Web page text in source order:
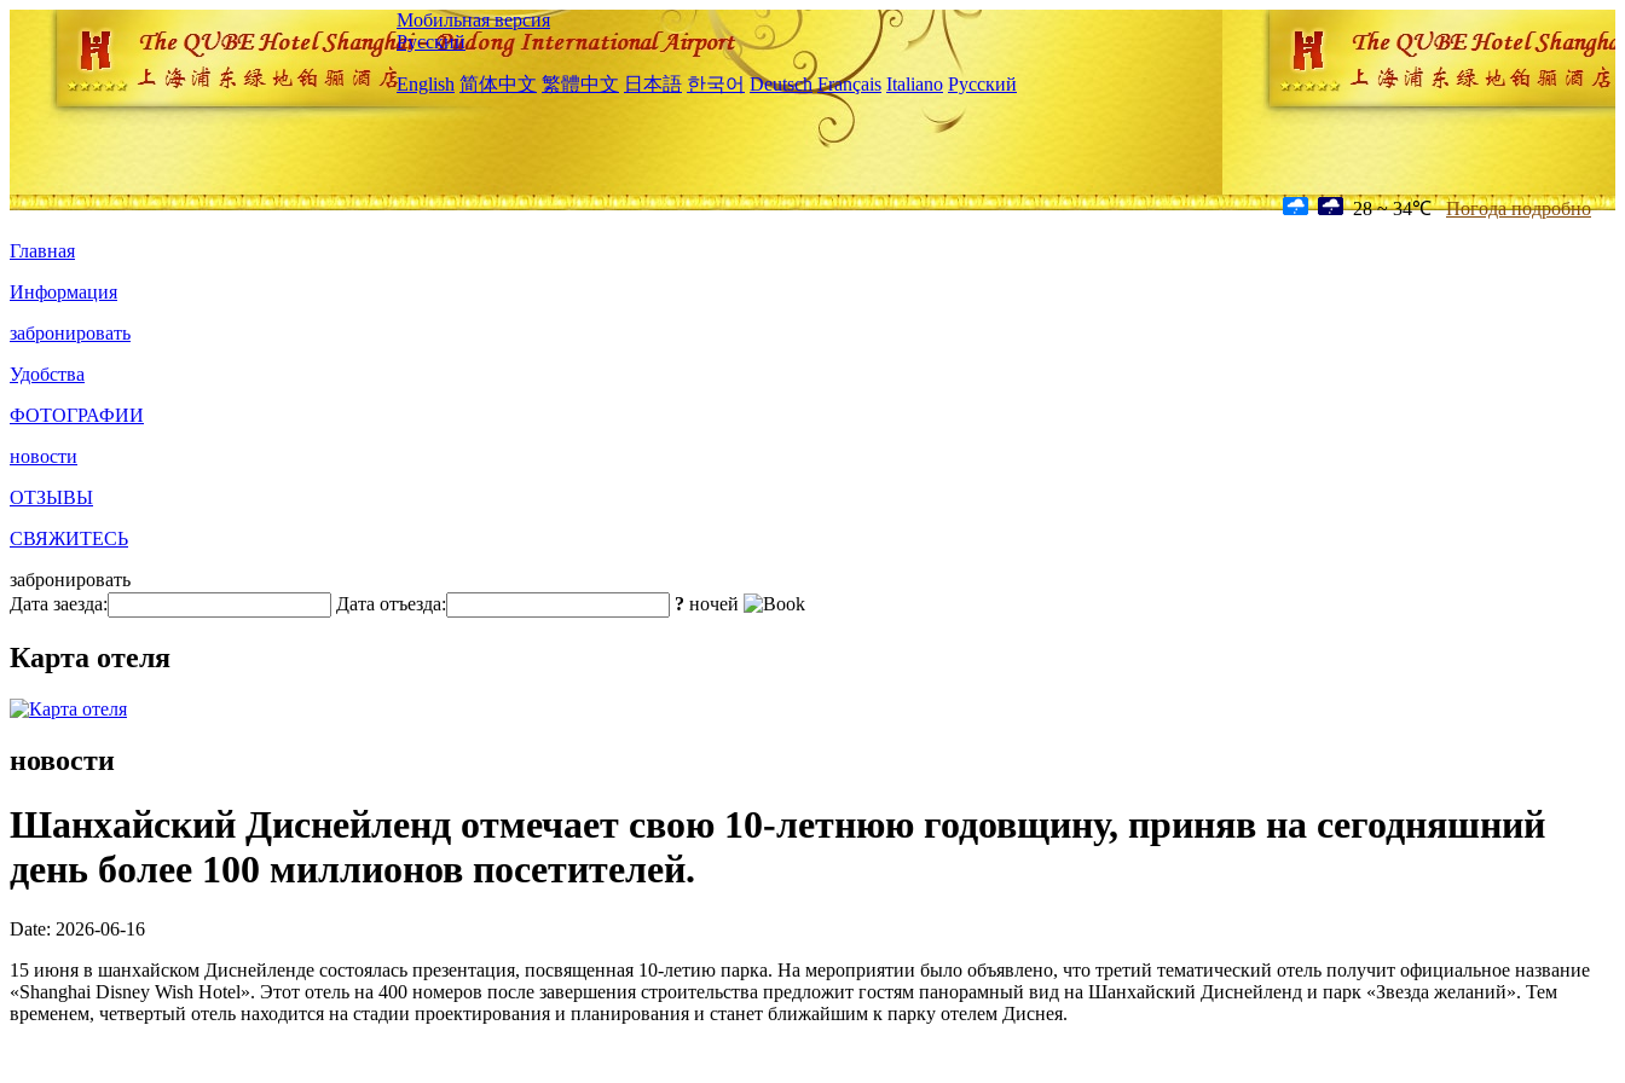
Мобильная версия
Русский
English 简体中文 繁體中文 日本語 한국어 Deutsch Français Italiano Русский
28 ~ 34℃ Погода подробно
Главная
Информация
забронировать
Удобства
ФОТОГРАФИИ
новости
ОТЗЫВЫ
СВЯЖИТЕСЬ
забронировать
Дата заезда:
Дата отъезда: ? ночей
Карта отеля
новости
Шанхайский Диснейленд отмечает свою 10-летнюю годовщину, приняв на сегодняшний
день более 100 миллионов посетителей.
Date: 2026-06-16
15 июня в шанхайском Диснейленде состоялась презентация, посвященная 10-летию парка. На мероприятии было объявлено, что третий тематический отель получит официальное название
«Shanghai Disney Wish Hotel». Этот отель на 400 номеров после завершения строительства предложит гостям панорамный вид на Шанхайский Диснейленд и парк «Звезда желаний». Тем
временем, четвертый отель находится на стадии проектирования и планирования и станет ближайшим к парку отелем Диснея.